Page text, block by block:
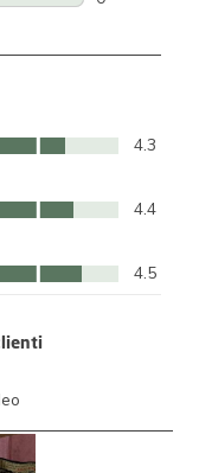
4.3
4.4
4.5